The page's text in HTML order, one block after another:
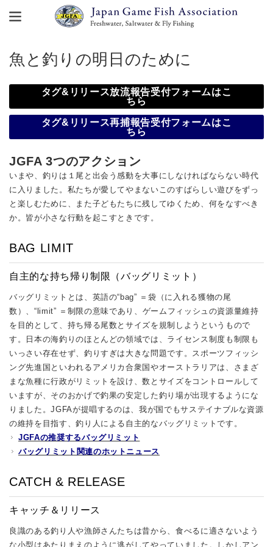
魚と釣りの明日のために
タグ&リリース放流報告受付フォームはこ
ちら
タグ&リリース再捕報告受付フォームはこ
ちら
JGFA 3つのアクション
いまや、釣りは１尾と出会う感動を大事にしなければならない時代
に入りました。私たちが愛してやまないこのすばらしい遊びをずっ
と楽しむために、また子どもたちに残してゆくため、何をなすべき
か。皆が小さな行動を起こすときです。
BAG LIMIT
自主的な持ち帰り制限（バッグリミット）
バッグリミットとは、英語の“bag” ＝袋（に入れる獲物の尾
数）、“limit” ＝制限の意味であり、ゲームフィッシュの資源量維持
を目的として、持ち帰る尾数とサイズを規制しようというもので
す。日本の海釣りのほとんどの領域では、ライセンス制度も制限も
いっさい存在せず、釣りすぎは大きな問題です。スポーツフィッシ
ング先進国といわれるアメリカ合衆国やオーストラリアは、さまざ
まな魚種に行政がリミットを設け、数とサイズをコントロールして
いますが、そのおかげで釣果の安定した釣り場が出現するようにな
りました。JGFAが提唱するのは、我が国でもサステイナブルな資源
の維持を目指す、釣り人による自主的なバッグリミットです。
JGFAの推奨するバッグリミット
バッグリミット関連のホットニュース
CATCH & RELEASE
キャッチ＆リリース
良識のある釣り人や漁師さんたちは昔から、食べるに適さないよう
な小型はあたりまえのように逃がしてやっていました。しかしアン